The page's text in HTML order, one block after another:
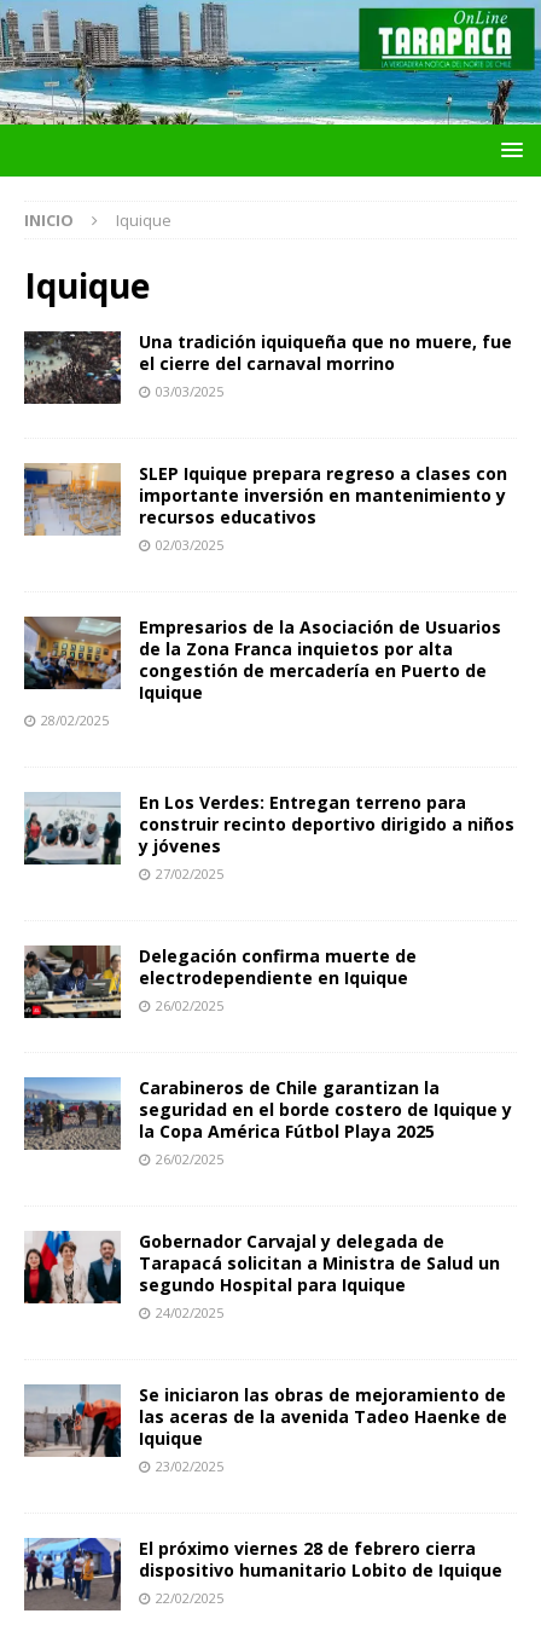
INICIO Iquique
Iquique
Una tradición iquiqueña que no muere, fue
el cierre del carnaval morrino
03/03/2025
SLEP Iquique prepara regreso a clases con
importante inversión en mantenimiento y
recursos educativos
02/03/2025
Empresarios de la Asociación de Usuarios
de la Zona Franca inquietos por alta
congestión de mercadería en Puerto de
Iquique
28/02/2025
En Los Verdes: Entregan terreno para
construir recinto deportivo dirigido a niños
y jóvenes
27/02/2025
Delegación confirma muerte de
electrodependiente en Iquique
26/02/2025
Carabineros de Chile garantizan la
seguridad en el borde costero de Iquique y
la Copa América Fútbol Playa 2025
26/02/2025
Gobernador Carvajal y delegada de
Tarapacá solicitan a Ministra de Salud un
segundo Hospital para Iquique
24/02/2025
Se iniciaron las obras de mejoramiento de
las aceras de la avenida Tadeo Haenke de
Iquique
23/02/2025
El próximo viernes 28 de febrero cierra
dispositivo humanitario Lobito de Iquique
22/02/2025